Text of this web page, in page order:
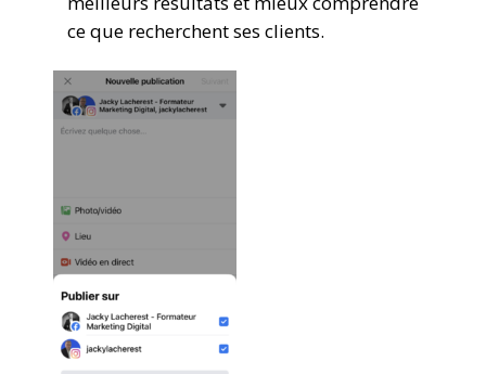
ce que recherchent ses clients.